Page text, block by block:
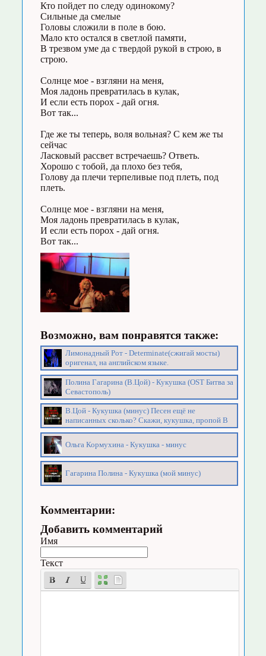
Кто пойдет по следу одинокому?
Сильные да смелые
Головы сложили в поле в бою.
Мало кто остался в светлой памяти,
В трезвом уме да с твердой рукой в строю, в
строю.
Солнце мое - взгляни на меня,
Моя ладонь превратилась в кулак,
И если есть порох - дай огня.
Вот так...
Где же ты теперь, воля вольная? С кем же ты
сейчас
Ласковый рассвет встречаешь? Ответь.
Хорошо с тобой, да плохо без тебя,
Голову да плечи терпеливые под плеть, под
плеть.
Солнце мое - взгляни на меня,
Моя ладонь превратилась в кулак,
И если есть порох - дай огня.
Вот так...
Возможно, вам понравятся также:
Лимонадный Рот - Determinate(сжигай мосты)
оригенал, на английском языке.
Полина Гагарина (В.Цой) - Кукушка (OST Битва за
Севастополь)
В.Цой - Кукушка (минус) Песен ещё не
написанных сколько? Скажи, кукушка, пропой В
Ольга Кормухина - Кукушка - минус
Гагарина Полина - Кукушка (мой минус)
Комментарии:
Добавить комментарий
Имя
Текст